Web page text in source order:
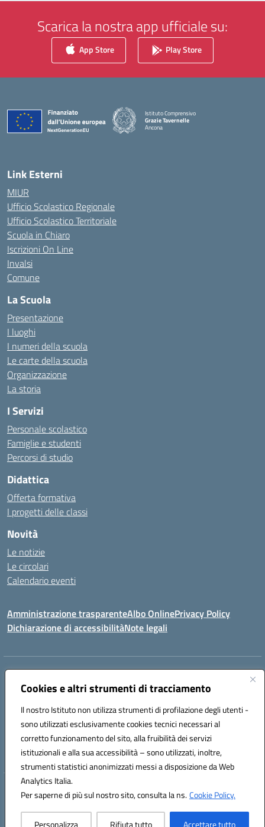
Cookies e altri strumenti di tracciamento
Il nostro Istituto non utilizza strumenti di profilazione degli utenti -
sono utilizzati esclusivamente cookies tecnici necessari al
corretto funzionamento del sito, alla fruibilità dei servizi
istituzionali e alla sua accessibilità – sono utilizzati, inoltre,
strumenti statistici anonimizzati messi a disposizione da Web
Analytics Italia.
Per saperne di più sul nostro sito, consulta la ns.Cookie Policy.
Personalizza Rifiuta tutto Accettare tutto
Scarica la nostra app ufficiale su:
App Store Play Store
Istituto Comprensivo
Grazie Tavernelle
Ancona
Link Esterni
MIUR
Ufficio Scolastico Regionale
Ufficio Scolastico Territoriale
Scuola in Chiaro
Iscrizioni On Line
Invalsi
Comune
La Scuola
Presentazione
I luoghi
I numeri della scuola
Le carte della scuola
Organizzazione
La storia
I Servizi
Personale scolastico
Famiglie e studenti
Percorsi di studio
Didattica
Offerta formativa
I progetti delle classi
Novità
Le notizie
Le circolari
Calendario eventi
Amministrazione trasparenteAlbo OnlinePrivacy Policy
Dichiarazione di accessibilitàNote legali
Indirizzo:
Centralino:+39 071 89 52 08 Email:anic82000a@istruzione.it
Codice fiscale: 93084540421
Codice meccanografico:
ANIC82000A
Codice unico di fatturazione (CUF): UFF6L6
Hosting & Powered by 3D Solution S.r.l.
Concept & Design by Designers Italia